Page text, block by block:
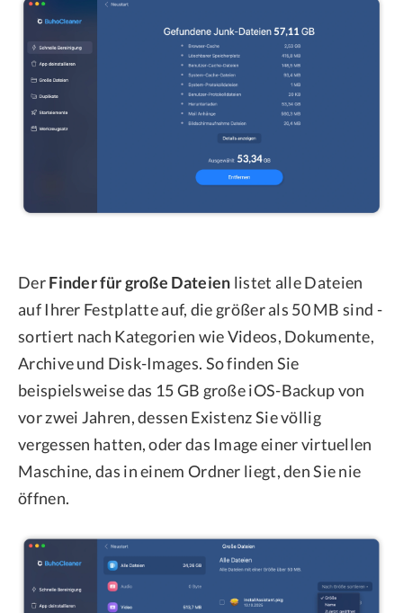
DerFinder für große Dateien listet alle Dateien
auf Ihrer Festplatte auf, die größer als 50 MB sind -
sortiert nach Kategorien wie Videos, Dokumente,
Archive und Disk-Images. So finden Sie
beispielsweise das 15 GB große iOS-Backup von
vor zwei Jahren, dessen Existenz Sie völlig
vergessen hatten, oder das Image einer virtuellen
Maschine, das in einem Ordner liegt, den Sie nie
öffnen.